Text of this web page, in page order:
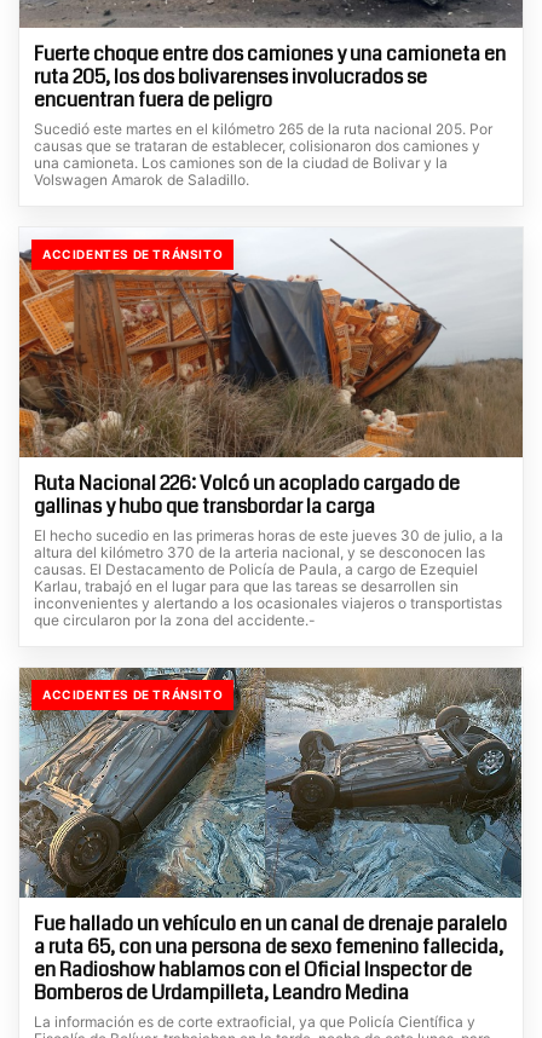
Fuerte choque entre dos camiones y una camioneta en
ruta 205, los dos bolivarenses involucrados se
encuentran fuera de peligro
Sucedió este martes en el kilómetro 265 de la ruta nacional 205. Por
causas que se trataran de establecer, colisionaron dos camiones y
una camioneta. Los camiones son de la ciudad de Bolivar y la
Volswagen Amarok de Saladillo.
ACCIDENTES DE TRÁNSITO
Ruta Nacional 226: Volcó un acoplado cargado de
gallinas y hubo que transbordar la carga
El hecho sucedio en las primeras horas de este jueves 30 de julio, a la
altura del kilómetro 370 de la arteria nacional, y se desconocen las
causas. El Destacamento de Policía de Paula, a cargo de Ezequiel
Karlau, trabajó en el lugar para que las tareas se desarrollen sin
inconvenientes y alertando a los ocasionales viajeros o transportistas
que circularon por la zona del accidente.-
ACCIDENTES DE TRÁNSITO
Fue hallado un vehículo en un canal de drenaje paralelo
a ruta 65, con una persona de sexo femenino fallecida,
en Radioshow hablamos con el Oficial Inspector de
Bomberos de Urdampilleta, Leandro Medina
La información es de corte extraoficial, ya que Policía Científica y